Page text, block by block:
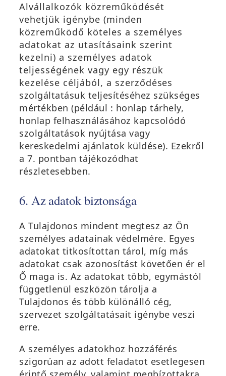
Alvállalkozók közreműködését
vehetjük igénybe (minden
közreműködő köteles a személyes
adatokat az utasításaink szerint
kezelni) a személyes adatok
teljességének vagy egy részük
kezelése céljából, a szerződéses
szolgáltatásuk teljesítéséhez szükséges
mértékben (például : honlap tárhely,
honlap felhasználásához kapcsolódó
szolgáltatások nyújtása vagy
kereskedelmi ajánlatok küldése). Ezekről
a 7. pontban tájékozódhat
részletesebben.
6. Az adatok biztonsága
A Tulajdonos mindent megtesz az Ön
személyes adatainak védelmére. Egyes
adatokat titkosítottan tárol, míg más
adatokat csak azonosítást követően ér el
Ő maga is. Az adatokat több, egymástól
függetlenül eszközön tárolja a
Tulajdonos és több különálló cég,
szervezet szolgáltatásait igénybe veszi
erre.
A személyes adatokhoz hozzáférés
szigorúan az adott feladatot esetlegesen